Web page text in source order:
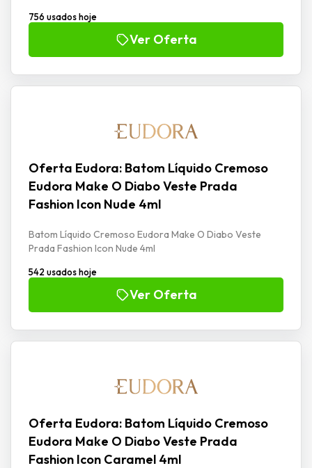
756 usados hoje
Ver Oferta
Oferta Eudora: Batom Líquido Cremoso
Eudora Make O Diabo Veste Prada
Fashion Icon Nude 4ml
Batom Líquido Cremoso Eudora Make O Diabo Veste
Prada Fashion Icon Nude 4ml
542 usados hoje
Ver Oferta
Oferta Eudora: Batom Líquido Cremoso
Eudora Make O Diabo Veste Prada
Fashion Icon Caramel 4ml